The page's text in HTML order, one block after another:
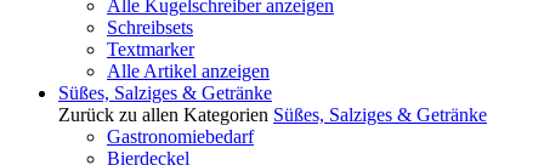
Alle Kugelschreiber anzeigen
Schreibsets
Textmarker
Alle Artikel anzeigen
Süßes, Salziges & Getränke
Zurück zu allen Kategorien Süßes, Salziges & Getränke
Gastronomiebedarf
Bierdeckel